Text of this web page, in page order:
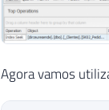
Agora vamos